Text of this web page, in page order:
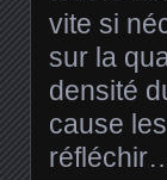
vite si
sur la
densité
cause